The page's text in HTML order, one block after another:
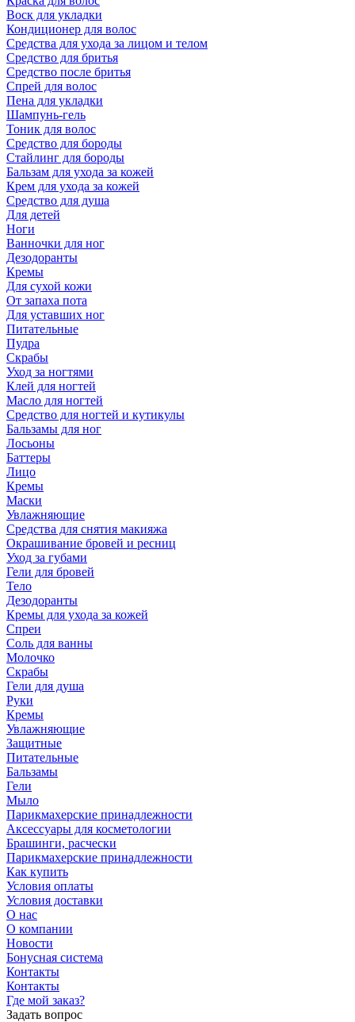
Воск для укладки
Кондиционер для волос
Средства для ухода за лицом и телом
Средство для бритья
Средство после бритья
Спрей для волос
Пена для укладки
Шампунь-гель
Тоник для волос
Средство для бороды
Стайлинг для бороды
Бальзам для ухода за кожей
Крем для ухода за кожей
Средство для душа
Для детей
Ноги
Ванночки для ног
Дезодоранты
Кремы
Для сухой кожи
От запаха пота
Для уставших ног
Питательные
Пудра
Скрабы
Уход за ногтями
Клей для ногтей
Масло для ногтей
Средство для ногтей и кутикулы
Бальзамы для ног
Лосьоны
Баттеры
Лицо
Кремы
Маски
Увлажняющие
Средства для снятия макияжа
Окрашивание бровей и ресниц
Уход за губами
Гели для бровей
Тело
Дезодоранты
Кремы для ухода за кожей
Спреи
Соль для ванны
Молочко
Скрабы
Гели для душа
Руки
Кремы
Увлажняющие
Защитные
Питательные
Бальзамы
Гели
Мыло
Парикмахерские принадлежности
Аксессуары для косметологии
Брашинги, расчески
Парикмахерские принадлежности
Как купить
Условия оплаты
Условия доставки
О нас
О компании
Новости
Бонусная система
Контакты
Контакты
Где мой заказ?
Задать вопрос